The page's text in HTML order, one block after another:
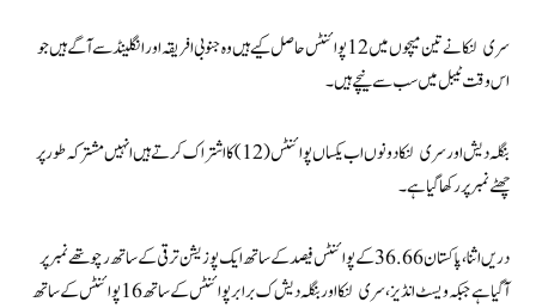
سری لنکا نے تین میچوں میں 12 پوائنٹس حاصل کیے ہیں وہ جنوبی افریقہ اور انگلینڈ سے آگے ہیں جو
اس وقت ٹیبل میں سب سے نیچے ہیں۔
بنگلہ دیش اور سری لنکا دونوں اب یکساں پوائنٹس (12) کا اشتراک کرتے ہیں انہیں مشترکہ طور پر
چھٹے نمبر پر رکھا گیا ہے۔
دریں اثنا، پاکستان 36.66 کے پوائنٹس فیصد کے ساتھ ایک پوزیشن ترقی کے ساتھ ر چوتھے نمبر پر
آگیا ہے جبکہ ویسٹ انڈیز، سری لنکا اور بنگلہ دیش ک برابر پوائنٹس کے ساتھ 16 پوائنٹس کے ساتھ